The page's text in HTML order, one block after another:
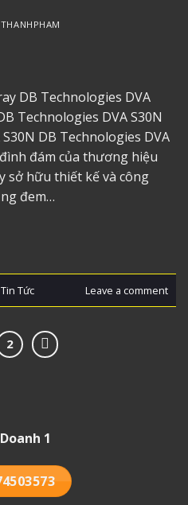
THANHPHAM
DB Technologies DVA
Technologies DVA S30N
DB Technologies DVA
đám của thương hiệu
sở hữu thiết kế và công
đem…
Tin Tức Leave a comment
2
1